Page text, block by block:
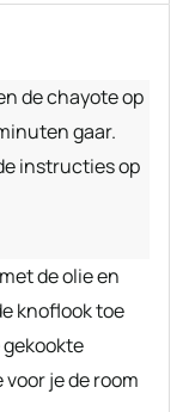
de chayote op
gaar.
instructies op
de olie en
knoflook toe
gekookte
je de room